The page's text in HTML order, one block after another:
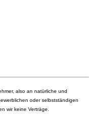
also an natürliche und
oder selbstständigen
wir keine Verträge.